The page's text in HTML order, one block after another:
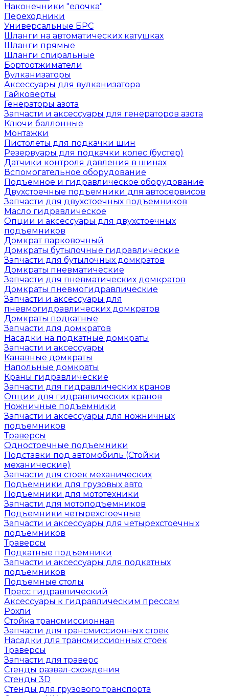
Наконечники "елочка"
Переходники
Универсальные БРС
Шланги на автоматических катушках
Шланги прямые
Шланги спиральные
Бортоотжиматели
Вулканизаторы
Аксессуары для вулканизатора
Гайковерты
Генераторы азота
Запчасти и аксессуары для генераторов азота
Ключи баллонные
Монтажки
Пистолеты для подкачки шин
Резервуары для подкачки колес (бустер)
Датчики контроля давления в шинах
Вспомогательное оборудование
Подъемное и гидравлическое оборудование
Двухстоечные подъемники для автосервисов
Запчасти для двухстоечных подъемников
Масло гидравлическое
Опции и аксессуары для двухстоечных
подъемников
Домкрат парковочный
Домкраты бутылочные гидравлические
Запчасти для бутылочных домкратов
Домкраты пневматические
Запчасти для пневматических домкратов
Домкраты пневмогидравлические
Запчасти и аксессуары для
пневмогидравлических домкратов
Домкраты подкатные
Запчасти для домкратов
Насадки на подкатные домкраты
Запчасти и аксессуары
Канавные домкраты
Напольные домкраты
Краны гидравлические
Запчасти для гидравлических кранов
Опции для гидравлических кранов
Ножничные подъемники
Запчасти и аксессуары для ножничных
подъемников
Траверсы
Одностоечные подъемники
Подставки под автомобиль (Стойки
механические)
Запчасти для стоек механических
Подъемники для грузовых авто
Подъемники для мототехники
Запчасти для мотоподъемников
Подъемники четырехстоечные
Запчасти и аксессуары для четырехстоечных
подъемников
Траверсы
Подкатные подъемники
Запчасти и аксессуары для подкатных
подъемников
Подъемные столы
Пресс гидравлический
Аксессуары к гидравлическим прессам
Рохли
Стойка трансмиссионная
Запчасти для трансмиссионных стоек
Насадки для трансмиссионных стоек
Траверсы
Запчасти для траверс
Стенды развал-схождения
Стенды 3D
Стенды для грузового транспорта